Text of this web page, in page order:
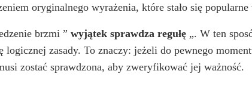
oryginalnego wyrażenia, które stało się
brzmi ”wyjątek sprawdza regułę „. W ten
logicznej zasady. To znaczy: jeżeli do pewnego
zostać sprawdzona, aby zweryfikować jej ważność.